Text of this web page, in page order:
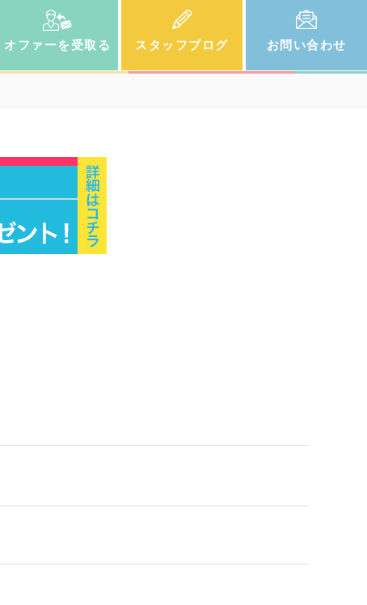
オファーを受取る スタッフブログ お問い合わせ